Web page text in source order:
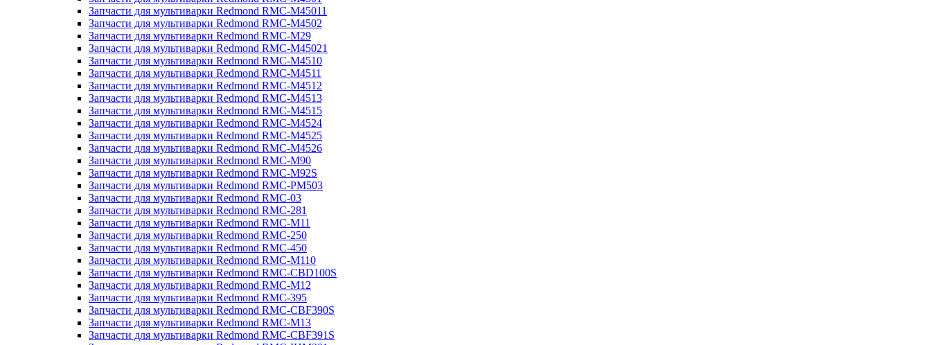
Запчасти для мультиварки Redmond RMC-M45011
Запчасти для мультиварки Redmond RMC-M4502
Запчасти для мультиварки Redmond RMC-M29
Запчасти для мультиварки Redmond RMC-M45021
Запчасти для мультиварки Redmond RMC-M4510
Запчасти для мультиварки Redmond RMC-M4511
Запчасти для мультиварки Redmond RMC-M4512
Запчасти для мультиварки Redmond RMC-M4513
Запчасти для мультиварки Redmond RMC-M4515
Запчасти для мультиварки Redmond RMC-M4524
Запчасти для мультиварки Redmond RMC-M4525
Запчасти для мультиварки Redmond RMC-M4526
Запчасти для мультиварки Redmond RMC-M90
Запчасти для мультиварки Redmond RMC-M92S
Запчасти для мультиварки Redmond RMC-PM503
Запчасти для мультиварки Redmond RMC-03
Запчасти для мультиварки Redmond RMC-281
Запчасти для мультиварки Redmond RMC-M11
Запчасти для мультиварки Redmond RMC-250
Запчасти для мультиварки Redmond RMC-450
Запчасти для мультиварки Redmond RMC-M110
Запчасти для мультиварки Redmond RMC-CBD100S
Запчасти для мультиварки Redmond RMC-M12
Запчасти для мультиварки Redmond RMC-395
Запчасти для мультиварки Redmond RMC-CBF390S
Запчасти для мультиварки Redmond RMC-M13
Запчасти для мультиварки Redmond RMC-CBF391S